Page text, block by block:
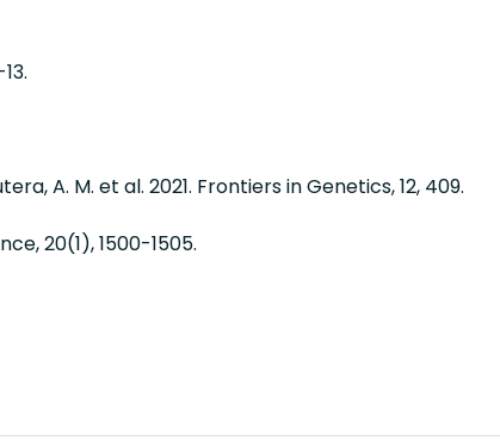
.
A. M. et al. 2021. Frontiers in Genetics, 12, 409.
20(1), 1500-1505.